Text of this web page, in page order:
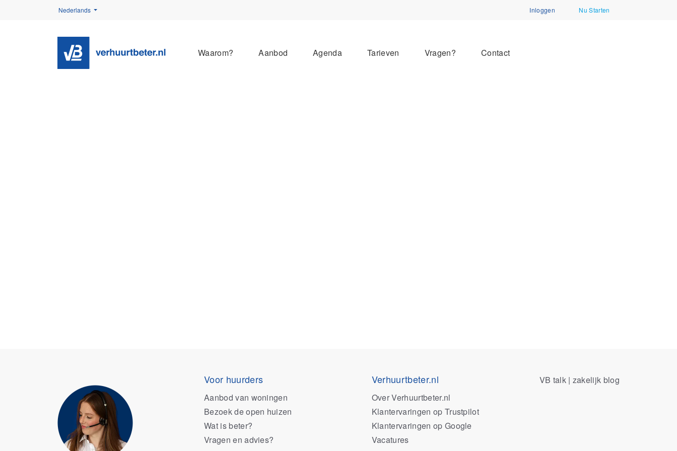
Nederlands Inloggen Nu Starten
Waarom? Aanbod Agenda Tarieven Vragen? Contact
Voor huurders
Aanbod van woningen
Bezoek de open huizen
Wat is beter?
Vragen en advies?
Verhuurtbeter.nl
Over Verhuurtbeter.nl
Klantervaringen op Trustpilot
Klantervaringen op Google
Vacatures
VB talk | zakelijk blog